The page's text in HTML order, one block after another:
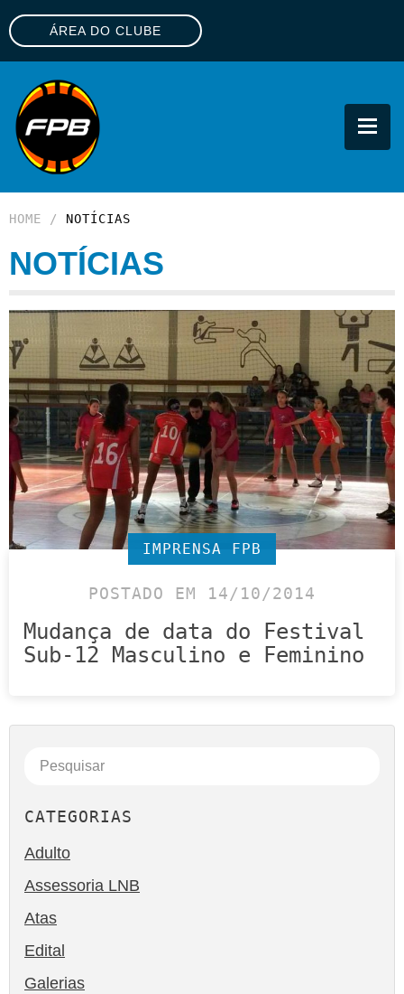
ÁREA DO CLUBE
FPB
HOME / NOTÍCIAS
NOTÍCIAS
IMPRENSA FPB
POSTADO EM 14/10/2014
Mudança de data do Festival
Sub-12 Masculino e Feminino
CATEGORIAS
Adulto
Assessoria LNB
Atas
Edital
Galerias